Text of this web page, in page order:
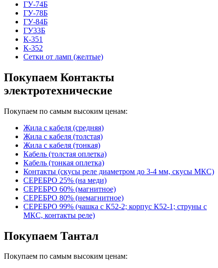
ГУ-74Б
ГУ-78Б
ГУ-84Б
ГУ33Б
К-351
К-352
Сетки от ламп (желтые)
Покупаем Контакты
электротехнические
Покупаем по самым высоким ценам:
Жила с кабеля (средняя)
Жила с кабеля (толстая)
Жила с кабеля (тонкая)
Кабель (толстая оплетка)
Кабель (тонкая оплетка)
Контакты (скусы реле диаметром до 3-4 мм, скусы МКС)
СЕРЕБРО 25% (на меди)
СЕРЕБРО 60% (магнитное)
СЕРЕБРО 80% (немагнитное)
СЕРЕБРО 99% (чашка с К52-2; корпус К52-1; струны с
МКС, контакты реле)
Покупаем Тантал
Покупаем по самым высоким ценам: